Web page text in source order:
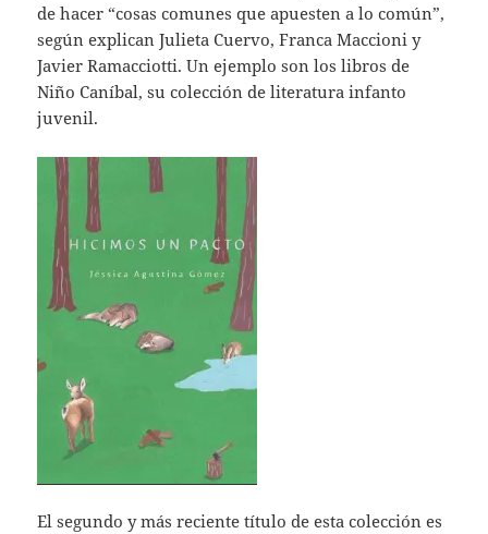
de hacer “cosas comunes que apuesten a lo común”,
según explican Julieta Cuervo, Franca Maccioni y
Javier Ramacciotti. Un ejemplo son los libros de
Niño Caníbal, su colección de literatura infanto
juvenil.
El segundo y más reciente título de esta colección es